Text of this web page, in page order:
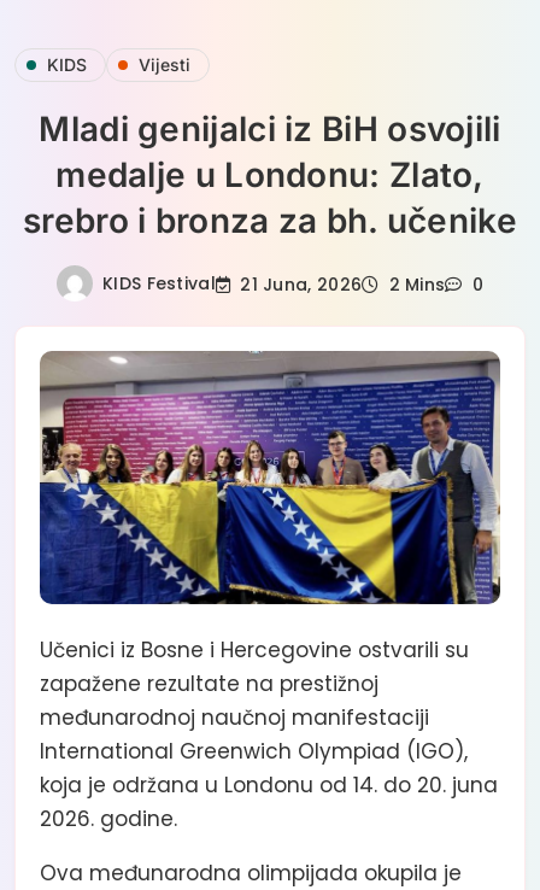
Skip
content
KIDS Vijesti
Mladi genijalci iz BiH osvojili
medalje u Londonu: Zlato,
srebro i bronza za bh. učenike
KIDS Festival 21 Juna, 2026 2 Mins 0
Učenici iz Bosne i Hercegovine ostvarili su
zapažene rezultate na prestižnoj
međunarodnoj naučnoj manifestaciji
International Greenwich Olympiad (IGO),
koja je održana u Londonu od 14. do 20. juna
2026. godine.
Ova međunarodna olimpijada okupila je